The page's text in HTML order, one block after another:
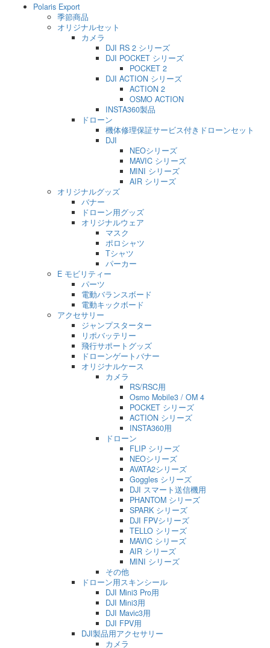
Polaris Export
季節商品
オリジナルセット
カメラ
DJI RS 2 シリーズ
DJI POCKET シリーズ
POCKET 2
DJI ACTION シリーズ
ACTION 2
OSMO ACTION
INSTA360製品
ドローン
機体修理保証サービス付きドローンセット
DJI
NEOシリーズ
MAVIC シリーズ
MINI シリーズ
AIR シリーズ
オリジナルグッズ
バナー
ドローン用グッズ
オリジナルウェア
マスク
ポロシャツ
Tシャツ
パーカー
E モビリティー
パーツ
電動バランスボード
電動キックボード
アクセサリー
ジャンプスターター
リポバッテリー
飛行サポートグッズ
ドローンゲートバナー
オリジナルケース
カメラ
RS/RSC用
Osmo Mobile3 / OM 4
POCKET シリーズ
ACTION シリーズ
INSTA360用
ドローン
FLIP シリーズ
NEOシリーズ
AVATA2シリーズ
Goggles シリーズ
DJI スマート送信機用
PHANTOM シリーズ
SPARK シリーズ
DJI FPVシリーズ
TELLO シリーズ
MAVIC シリーズ
AIR シリーズ
MINI シリーズ
その他
ドローン用スキンシール
DJI Mini3 Pro用
DJI Mini3用
DJI Mavic3用
DJI FPV用
DJI製品用アクセサリー
カメラ